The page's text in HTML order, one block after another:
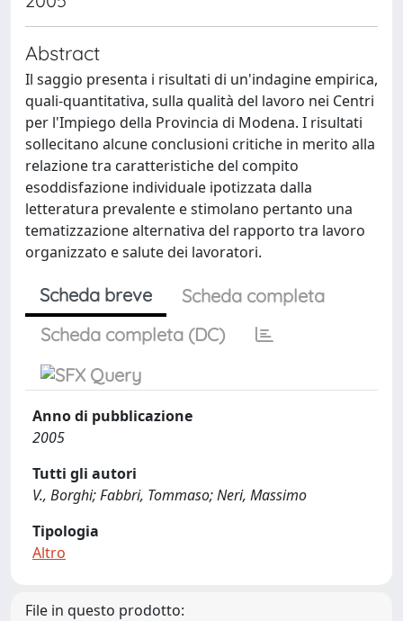
Abstract
Il saggio presenta i risultati di un'indagine empirica,
quali-quantitativa, sulla qualità del lavoro nei Centri
per l'Impiego della Provincia di Modena. I risultati
sollecitano alcune conclusioni critiche in merito alla
relazione tra caratteristiche del compito
esoddisfazione individuale ipotizzata dalla
letteratura prevalente e stimolano pertanto una
tematizzazione alternativa del rapporto tra lavoro
organizzato e salute dei lavoratori.
Scheda breve
Scheda completa
Scheda completa (DC)
Anno di pubblicazione
2005
Tutti gli autori
V., Borghi; Fabbri, Tommaso; Neri, Massimo
Tipologia
Altro
File in questo prodotto: